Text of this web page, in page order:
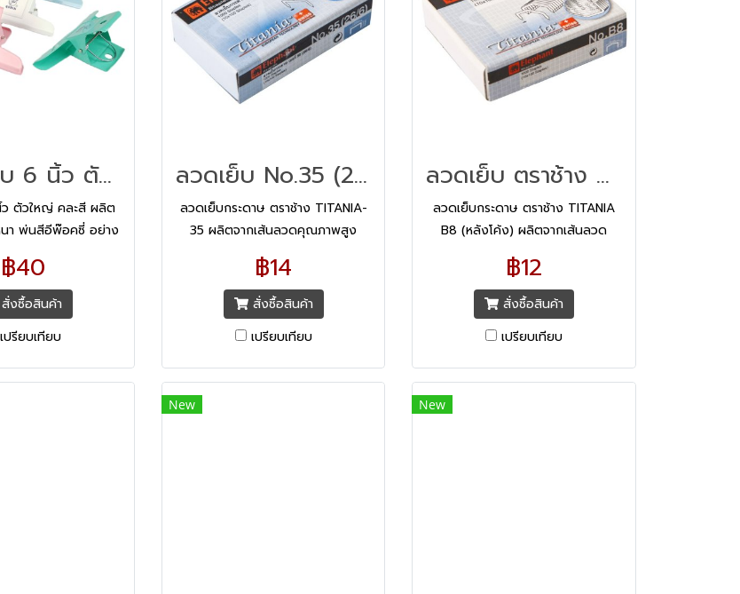
คลิปหนีบ 6 นิ้ว ตัวใหญ่ คละสี
ตัวใหญ่ คละสี ผลิต
นา พ่นสีอีพ๊อคซี่ อย่าง
ามร้อน 180 องศา
นทาน ใช้หนีบกระดาษ
฿40
สั่งซื้อสินค้า
เปรียบเทียบ
ลวดเย็บ No.35 (26/6) ตราช้าง
ลวดเย็บกระดาษ ตราช้าง TITANIA-
35 ผลิตจากเส้นลวดคุณภาพสูง
ควบคุมการผลิตด้วยเทคโนโลยีที่ทัน
สมัยจากประเทศสวิตเซอร์แลนด์
฿14
สั่งซื้อสินค้า
เปรียบเทียบ
ลวดเย็บ ตราช้าง Titania B8
ลวดเย็บกระดาษ ตราช้าง TITANIA
B8 (หลังโค้ง) ผลิตจากเส้นลวด
คุณภาพสูง ควบคุมการผลิตด้วย
เทคโนโลยีที่ทันสมัยจากประเทศสวิต
เซอร์แลนด์
฿12
สั่งซื้อสินค้า
เปรียบเทียบ
New New